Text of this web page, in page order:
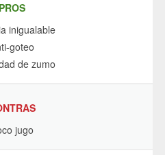
PROS
inigualable
goteo
de zumo
jugo